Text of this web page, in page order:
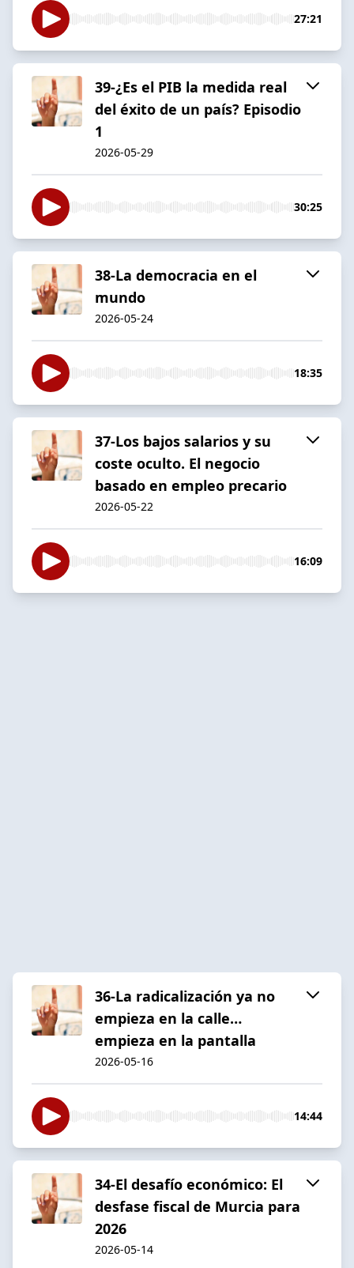
27:21
39-¿Es el PIB la medida real
del éxito de un país? Episodio
1
2026-05-29
30:25
38-La democracia en el
mundo
2026-05-24
18:35
37-Los bajos salarios y su
coste oculto. El negocio
basado en empleo precario
2026-05-22
16:09
36-La radicalización ya no
empieza en la calle…
empieza en la pantalla
2026-05-16
14:44
34-El desafío económico: El
desfase fiscal de Murcia para
2026
2026-05-14